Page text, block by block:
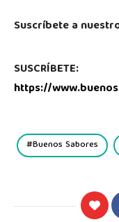
Suscríbete a
SUSCRÍBETE:
https://
Buenos Sabores